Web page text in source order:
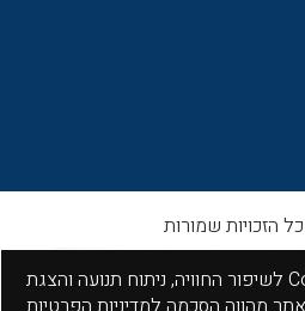
אנו משתמשים בקובצי Cookie לשיפור החוויה, ניתוח תנועה והצגת